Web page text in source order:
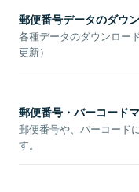
郵便番号データのダウ
各種データのダウンロー
更新）
郵便番号・バーコード
郵便番号や、バーコード
す。